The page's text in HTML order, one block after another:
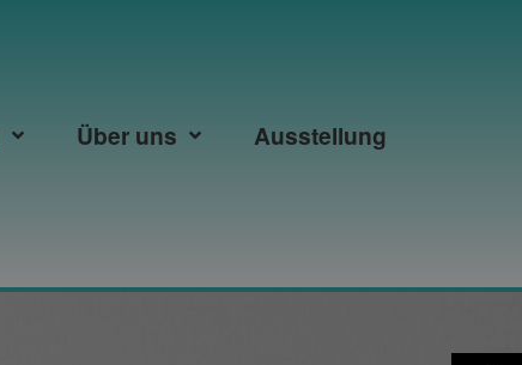
Über uns
Ausstellung